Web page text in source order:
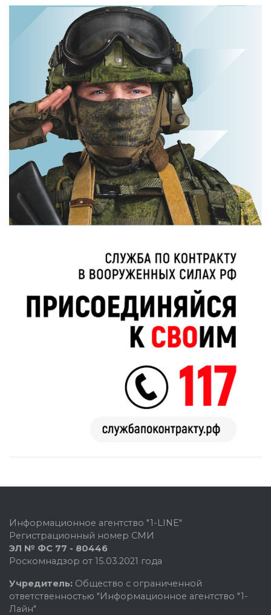
Информационное агентство "1-LINE"
Регистрационный номер СМИ
ЭЛ № ФС 77 - 80446
Роскомнадзор от 15.03.2021 года
Учредитель: Общество с ограниченной
ответственностью "Информационное агентство "1-
Лайн"